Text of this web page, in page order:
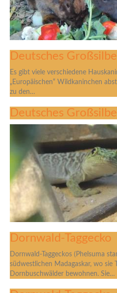
Deutsches
Es gibt viele verschiedene
„Europäischen“ Wildkaninchen
zu den…
Deutsches
Dornwald-Taggecko
Dornwald-Taggeckos (Phelsuma
südwestlichen Madagaskar, wo sie
Dornbuschwälder bewohnen. Sie…